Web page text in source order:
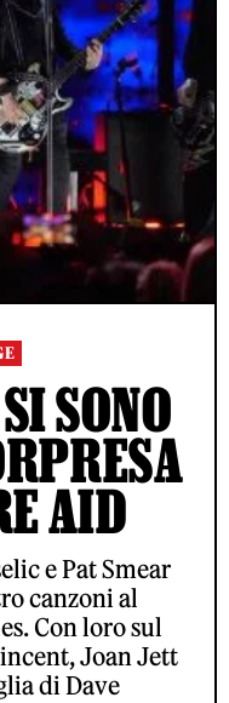
SONO
AID
e Pat Smear
canzoni al
Con loro sul
Joan Jett
di Dave